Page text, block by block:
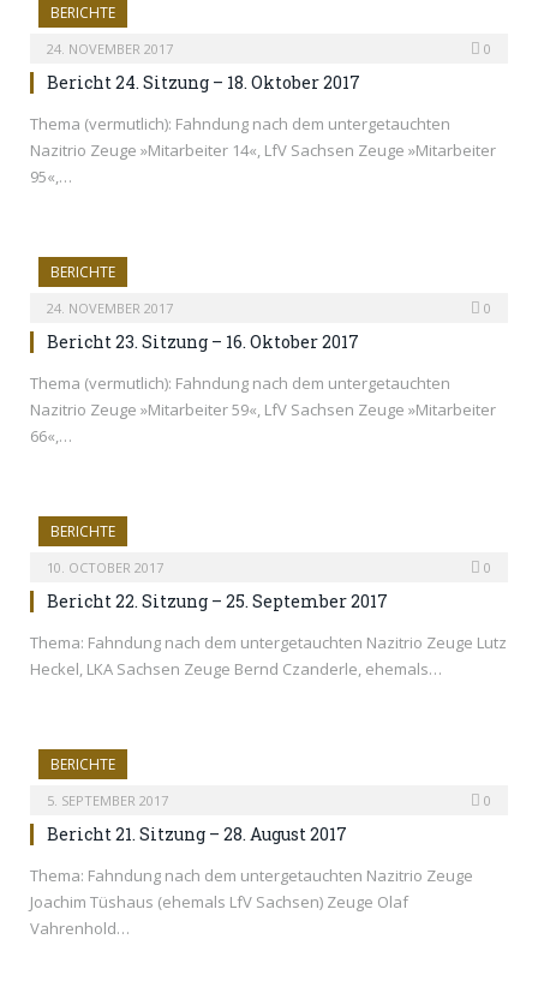
BERICHTE
24. NOVEMBER 2017 0
Bericht 24. Sitzung – 18. Oktober 2017
Thema (vermutlich): Fahndung nach dem untergetauchten
Nazitrio Zeuge »Mitarbeiter 14«, LfV Sachsen Zeuge »Mitarbeiter
95«,…
BERICHTE
24. NOVEMBER 2017 0
Bericht 23. Sitzung – 16. Oktober 2017
Thema (vermutlich): Fahndung nach dem untergetauchten
Nazitrio Zeuge »Mitarbeiter 59«, LfV Sachsen Zeuge »Mitarbeiter
66«,…
BERICHTE
10. OCTOBER 2017 0
Bericht 22. Sitzung – 25. September 2017
Thema: Fahndung nach dem untergetauchten Nazitrio Zeuge Lutz
Heckel, LKA Sachsen Zeuge Bernd Czanderle, ehemals…
BERICHTE
5. SEPTEMBER 2017 0
Bericht 21. Sitzung – 28. August 2017
Thema: Fahndung nach dem untergetauchten Nazitrio Zeuge
Joachim Tüshaus (ehemals LfV Sachsen) Zeuge Olaf
Vahrenhold…